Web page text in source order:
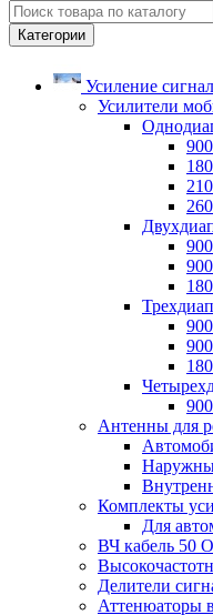
Категории
Усиление
Усилители
Антенны для
Комплекты
Для
ВЧ кабель 50
Делители
Аттенюаторы